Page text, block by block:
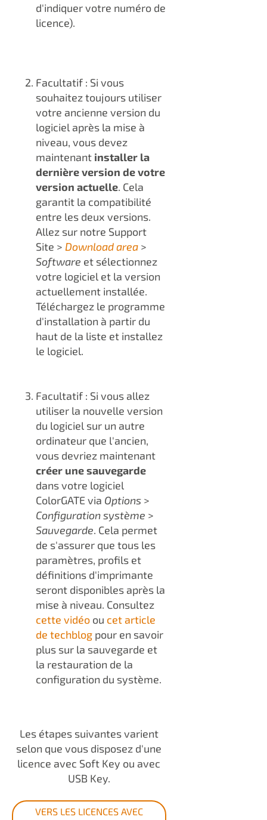
d'indiquer votre numéro de
licence).
Facultatif : Si vous
souhaitez toujours utiliser
votre ancienne version du
logiciel après la mise à
niveau, vous devez
maintenant installer la
dernière version de votre
version actuelle. Cela
garantit la compatibilité
entre les deux versions.
Allez sur notre Support
Site > Download area >
Software et sélectionnez
votre logiciel et la version
actuellement installée.
Téléchargez le programme
d'installation à partir du
haut de la liste et installez
le logiciel.
Facultatif : Si vous allez
utiliser la nouvelle version
du logiciel sur un autre
ordinateur que l'ancien,
vous devriez maintenant
créer une sauvegarde
dans votre logiciel
ColorGATE via Options >
Configuration système >
Sauvegarde. Cela permet
de s'assurer que tous les
paramètres, profils et
définitions d'imprimante
seront disponibles après la
mise à niveau. Consultez
cette vidéo ou cet article
de techblog pour en savoir
plus sur la sauvegarde et
la restauration de la
configuration du système.
Les étapes suivantes varient
selon que vous disposez d'une
licence avec Soft Key ou avec
USB Key.
VERS LES LICENCES AVEC